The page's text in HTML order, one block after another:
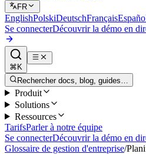
FR
EnglishPolskiDeutschFrançais
Se connecterDécouvrir la démo en
⌘K
Rechercher docs, blog, guides…
Produit
Solutions
Ressources
TarifsParler à notre équipe
Se connecterDécouvrir la démo en
Glossaire de gestion d'entreprise/